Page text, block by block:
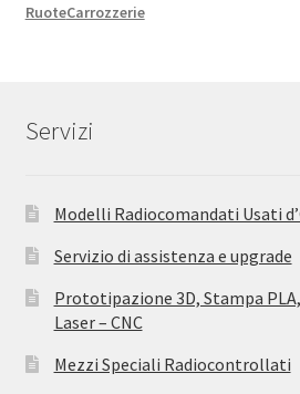
RuoteCarrozzerie
Servizi
Modelli Radiocomandati Usati
Servizio di assistenza e upgrade
Prototipazione 3D, Stampa
Laser – CNC
Mezzi Speciali Radiocontrollati